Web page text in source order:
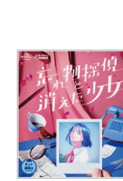
※ただし、一部緊張
目の不自由な方
×
手の不自由な方
△